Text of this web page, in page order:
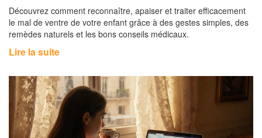
Découvrez comment reconnaître, apaiser et traiter efficacement
le mal de ventre de votre enfant grâce à des gestes simples, des
remèdes naturels et les bons conseils médicaux.
Lire la suite